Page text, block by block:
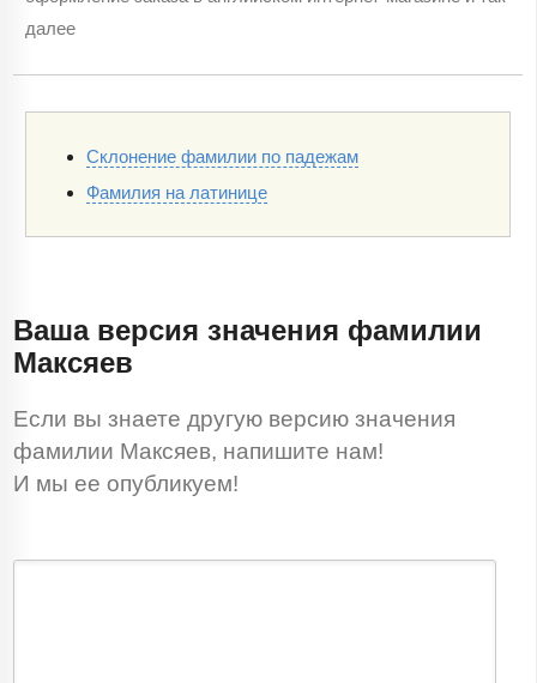
далее
Склонение фамилии по падежам
Фамилия на латинице
Ваша версия значения фамилии
Максяев
Если вы знаете другую версию значения
фамилии Максяев, напишите нам!
И мы ее опубликуем!